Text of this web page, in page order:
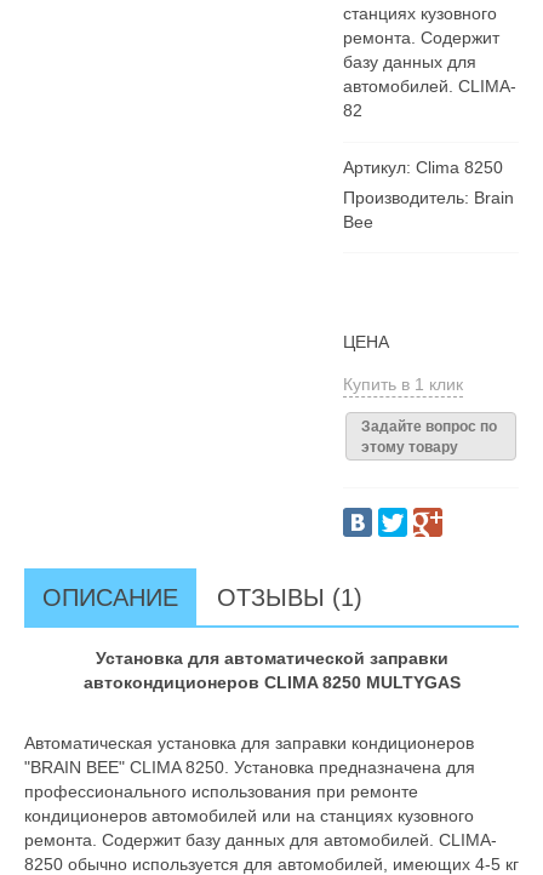
станциях кузовного
ремонта. Содержит
базу данных для
автомобилей. CLIMA-
82
Артикул: Clima 8250
Производитель: Brain
Bee
ЦЕНА
Купить в 1 клик
Задайте вопрос по
этому товару
ОПИСАНИЕ ОТЗЫВЫ (1)
Установка для автоматической заправки
автокондиционеров CLIMA 8250 MULTYGAS
Автоматическая установка для заправки кондиционеров
"BRAIN BEE" CLIMA 8250. Установка предназначена для
профессионального использования при ремонте
кондиционеров автомобилей или на станциях кузовного
ремонта. Содержит базу данных для автомобилей. CLIMA-
8250 обычно используется для автомобилей, имеющих 4-5 кг